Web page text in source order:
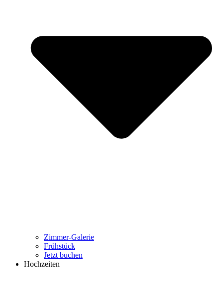
Zimmer-Galerie
Frühstück
Jetzt buchen
Hochzeiten